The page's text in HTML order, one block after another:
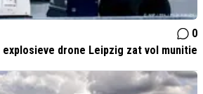
0
drone Leipzig zat vol munitie